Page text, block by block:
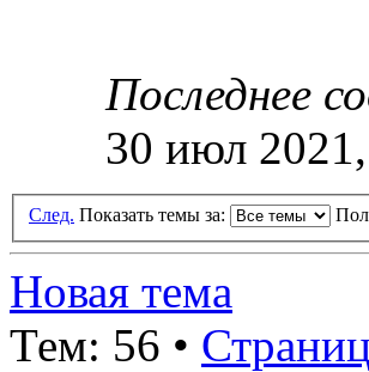
Последнее
30 июл
След. Показать темы за:
Новая тема
Тем: 56 •